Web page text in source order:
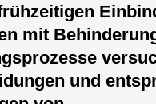
mit
und